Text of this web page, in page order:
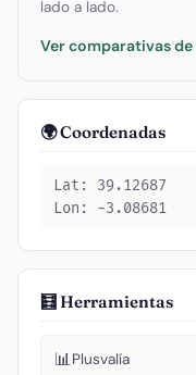
lado a lado.
Ver comparativas
🌍 Coordenadas
Lat: 39.12687
Lon: -3.08681
🧮 Herramientas
📊Plusvalía